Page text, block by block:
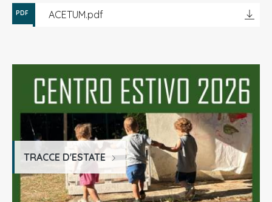
PDF ACETUM.pdf
TRACCE D'ESTATE